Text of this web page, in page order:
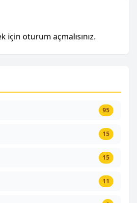
95
15
15
11
için oturum açmalısınız.